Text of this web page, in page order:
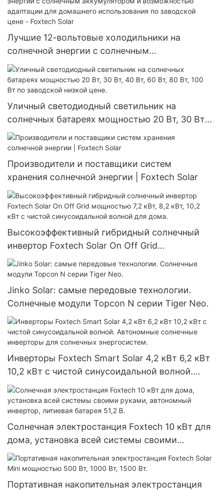
Лучшие 12-вольтовые холодильники на
солнечной энергии с солнечным
аккумулятором и возможностью адаптации
для домашнего использования по заводской
цене - Foxtech Solar
Уличный светодиодный светильник на
солнечных батареях мощностью 20 Вт, 30 Вт,
40 Вт, 60 Вт, 80 Вт, 100 Вт по заводской
низкой цене.
Производители и поставщики систем
хранения солнечной энергии | Foxtech Solar
Высокоэффективный гибридный солнечный
инвертор Foxtech Solar On Off Grid
мощностью 7,2 кВт, 8,2 кВт, 10,2 кВт с чистой
синусоидальной волной для дома.
Jinko Solar: самые передовые технологии.
Солнечные модули Topcon N серии Tiger Neo.
Инверторы Foxtech Smart Solar 4,2 кВт 6,2 кВт
10,2 кВт с чистой синусоидальной волной.
Автономные солнечные инверторы для
солнечных энергосистем.
Солнечная электростанция Foxtech 10 кВт для
дома, установка всей системы своими
руками, автономный инвертор, литиевая
батарея 51,2 В.
Портативная накопительная электростанция